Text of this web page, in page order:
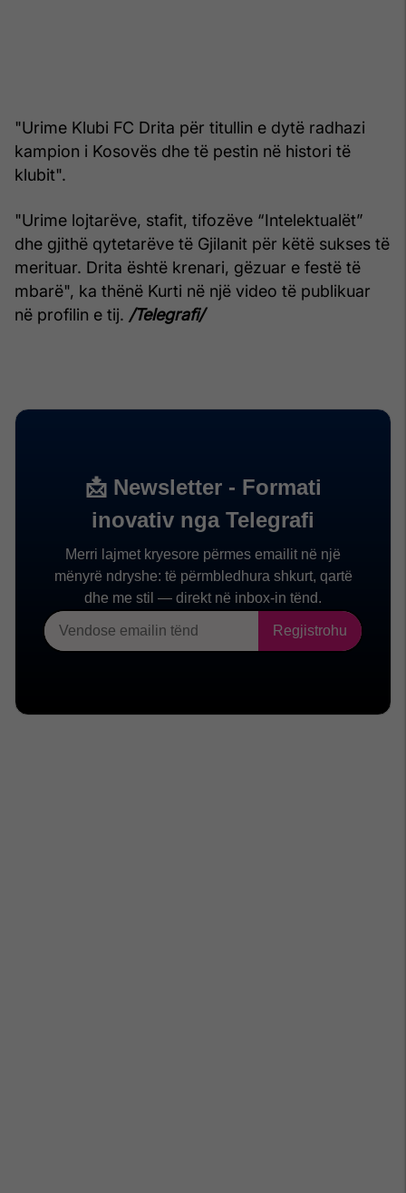
"Urime Klubi FC Drita për titullin e dytë radhazi
kampion i Kosovës dhe të pestin në histori të
klubit".
"Urime lojtarëve, stafit, tifozëve “Intelektualët”
dhe gjithë qytetarëve të Gjilanit për këtë sukses të
merituar. Drita është krenari, gëzuar e festë të
mbarë", ka thënë Kurti në një video të publikuar
në profilin e tij. /Telegrafi/